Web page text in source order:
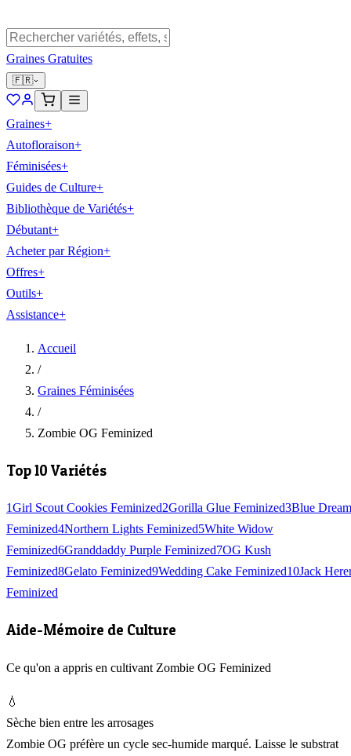
Graines Gratuites
🇫🇷
Graines+
Autofloraison+
Féminisées+
Guides de Culture+
Bibliothèque de Variétés+
Débutant+
Acheter par Région+
Offres+
Outils+
Assistance+
Accueil
/
Graines Féminisées
/
Zombie OG Feminized
Top 10 Variétés
1Girl Scout Cookies Feminized2Gorilla Glue Feminized3Blue Dream
Feminized4Northern Lights Feminized5White Widow
Feminized6Granddaddy Purple Feminized7OG Kush
Feminized8Gelato Feminized9Wedding Cake Feminized10Jack
Feminized
Aide-Mémoire de Culture
Ce qu'on a appris en cultivant Zombie OG Feminized
💧
Sèche bien entre les arrosages
Zombie OG préfère un cycle sec-humide marqué. Laisse le substrat